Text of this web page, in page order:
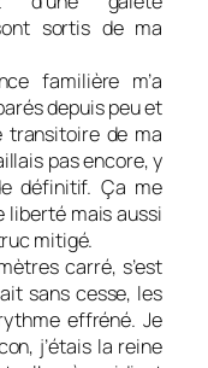
sortis de ma
familière m’a
depuis peu et
transitoire de ma
pas encore, y
définitif. Ça me
liberté mais aussi
mitigé.
carré, s’est
sans cesse, les
effréné. Je
j’étais la reine